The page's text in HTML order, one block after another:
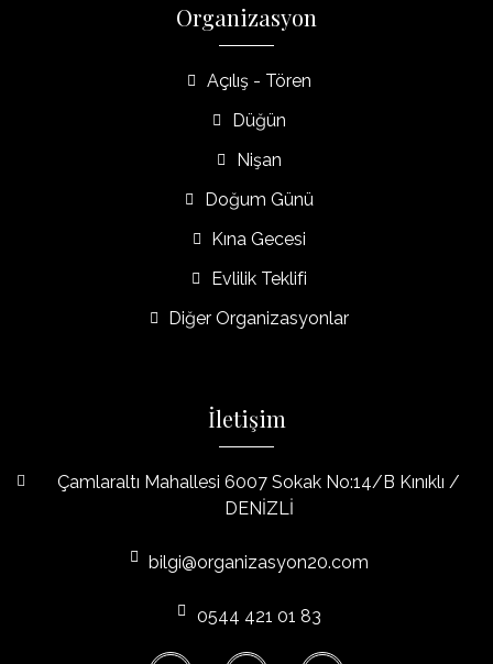
Organizasyon
Açılış - Tören
Düğün
Nişan
Doğum Günü
Kına Gecesi
Evlilik Teklifi
Diğer Organizasyonlar
İletişim
Çamlaraltı Mahallesi 6007 Sokak No:14/B Kınıklı /
DENİZLİ
bilgi@organizasyon20.com
0544 421 01 83